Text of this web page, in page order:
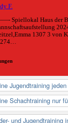
F.
Spiellokal Haus der
1307 3 von
Jugendtraining
Schachtraining nur
und Jugendtraining